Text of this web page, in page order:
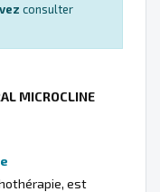
consulter
MICROCLINE
est